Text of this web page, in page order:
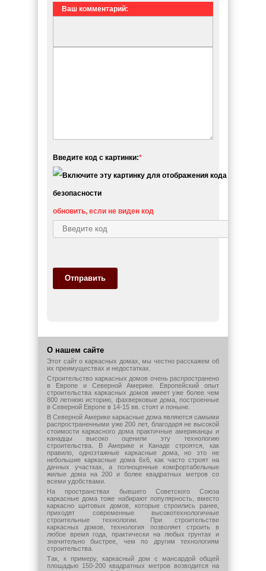
Ваш комментарий:
Введите код с картинки:*
обновить, если не виден код
Отправить
О нашем сайте
Этот сайт о каркасных домах, мы честно расскажем об
их преимуществах и недостатках.
Строительство каркасных домов очень распространено
в Европе и Северной Америке. Европейский опыт
строительства каркасных домов имеет уже более чем
800 летнюю историю, фахверковые дома, построенные
в Северной Европе в 14-15 вв. стоят и поныне.
В Северной Америке каркасные дома являются самыми
распространенными уже 200 лет, благодаря не высокой
стоимости каркасного дома практичные американцы и
канадцы высоко оценили эту технологию
строительства. В Америке и Канаде строятся, как
правило, одноэтажные каркасные дома, но это не
небольшие каркасные дома 6х6, как часто строят на
дачных участках, а полноценные комфортабельные
жилые дома на 200 и более квадратных метров со
всеми удобствами.
На пространствах бывшего Советского Союза
каркасные дома тоже набирают популярность, вместо
каркасно щитовых домов, которые строились ранее,
приходят современные высокотехнологичные
строительные технологии. При строительстве
каркасных домов, технология позволяет строить в
любое время года, практически на любых грунтах и
значительно быстрее, чем по другим технологиям
строительства.
Так, к примеру, каркасный дом с мансардой общей
площадью 150-200 квадратных метров возводится на